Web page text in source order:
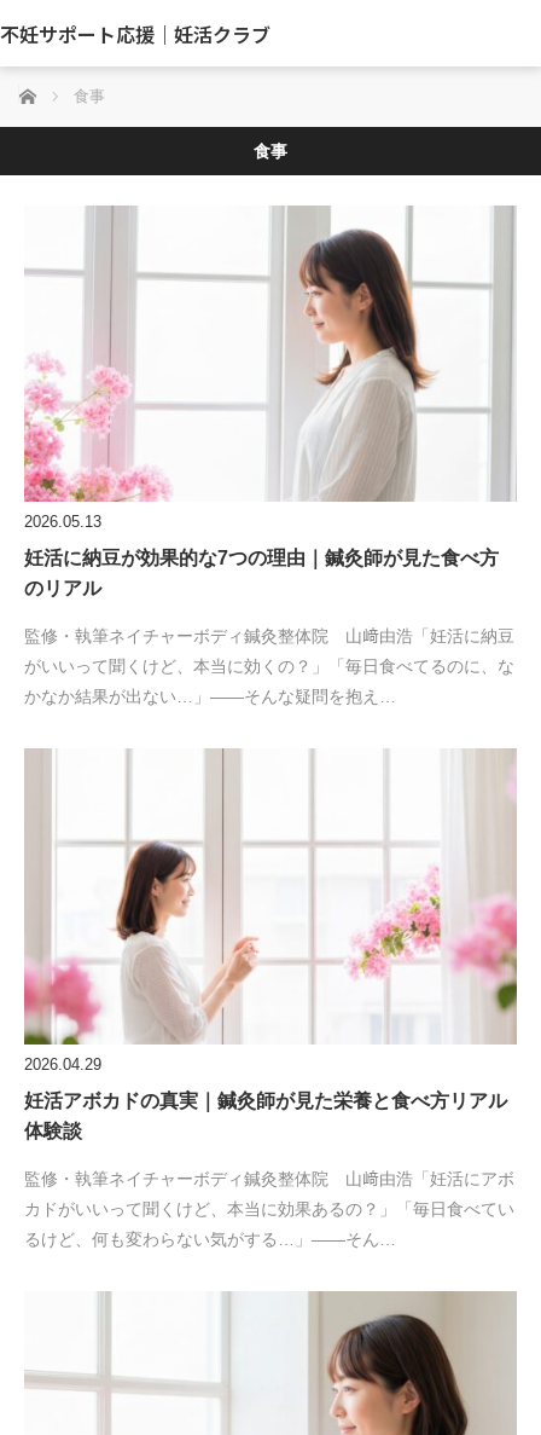
不妊サポート応援｜妊活クラブ
ホーム 食事
食事
2026.05.13
妊活に納豆が効果的な7つの理由｜鍼灸師が見た食べ方
のリアル
監修・執筆ネイチャーボディ鍼灸整体院 山﨑由浩「妊活に納豆
がいいって聞くけど、本当に効くの？」「毎日食べてるのに、な
かなか結果が出ない…」——そんな疑問を抱え…
2026.04.29
妊活アボカドの真実｜鍼灸師が見た栄養と食べ方リアル
体験談
監修・執筆ネイチャーボディ鍼灸整体院 山﨑由浩「妊活にアボ
カドがいいって聞くけど、本当に効果あるの？」「毎日食べてい
るけど、何も変わらない気がする…」——そん…